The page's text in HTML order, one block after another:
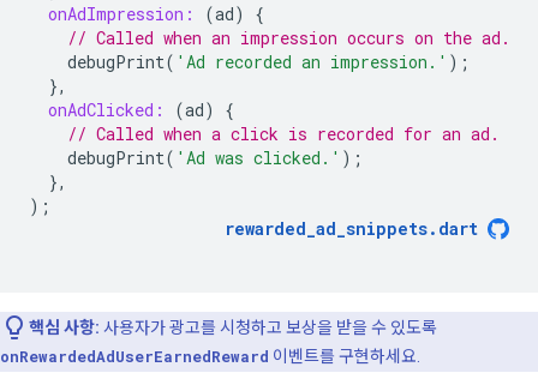
onAdImpression:
(ad)
{
// Called when an impression occurs on the ad.
debugPrint( 'Ad recorded an impression.' );
},
onAdClicked:
(ad)
{
// Called when a click is recorded for an ad.
debugPrint( 'Ad was clicked.' );
},
);
rewarded_ad_snippets. dart
핵심 사항: 사용자가 광고를 시청하고 보상을 받을 수 있도록
onRewardedAdUserEarnedReward 이벤트를 구현하세요.